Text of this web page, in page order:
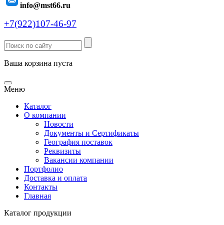
info@mst66.ru
+7(922)107-46-97
Ваша корзина пуста
Меню
Каталог
О компании
Новости
Документы и Сертификаты
География поставок
Реквизиты
Вакансии компании
Портфолио
Доставка и оплата
Контакты
Главная
Каталог продукции